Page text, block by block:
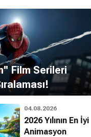
Film Serileri
04.08.2026
2026 Yılının En İyi
Animasyon